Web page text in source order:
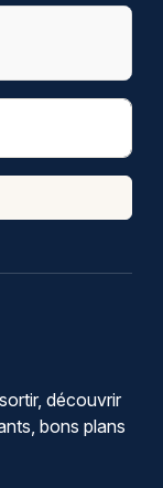
découvrir
bons plans